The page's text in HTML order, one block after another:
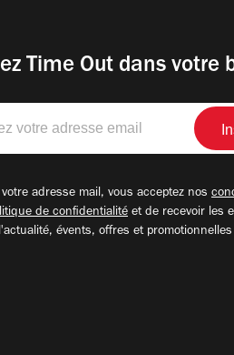
Time Out dans votre
adresse mail, vous acceptez nos
de confidentialité et de recevoir les
évents, offres et